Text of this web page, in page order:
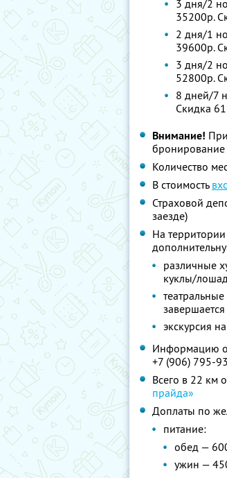
3 дня/2
35200р.
2 дня/1
39600р.
3 дня/2
52800р.
8 дней/7
Скидка
Внимание!
бронирование
Количество
В стоимость
Страховой
заезде)
На
различные
куклы/
экскурсия
Информацию о
+7 (906) 795-
Всего в 22 км
прайда»
Доплаты по
питание:
обед —
ужин —